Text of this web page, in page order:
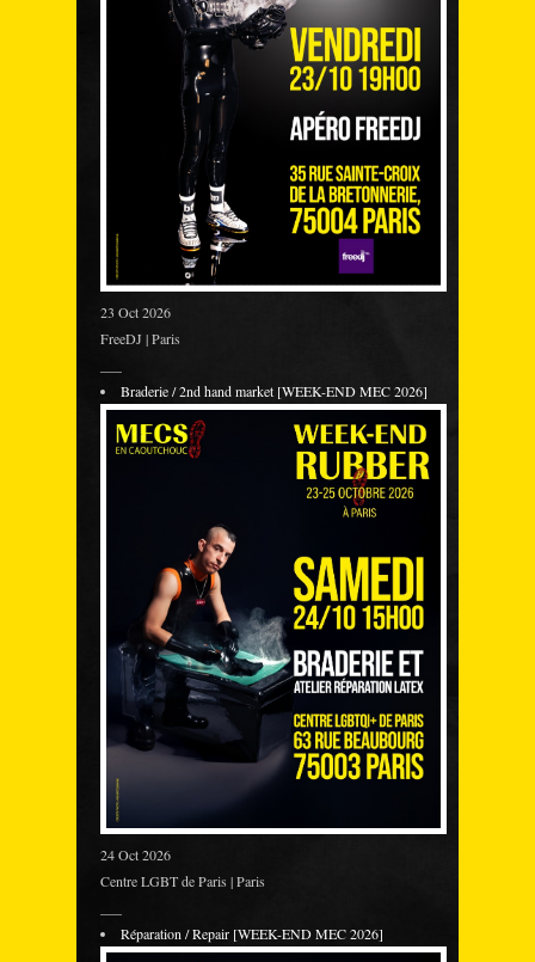
23 Oct 2026
FreeDJ | Paris
Braderie / 2nd hand market [WEEK-END MEC 2026]
24 Oct 2026
Centre LGBT de Paris | Paris
Réparation / Repair [WEEK-END MEC 2026]